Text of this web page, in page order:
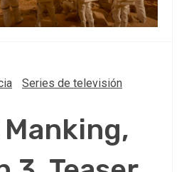
Series de televisión